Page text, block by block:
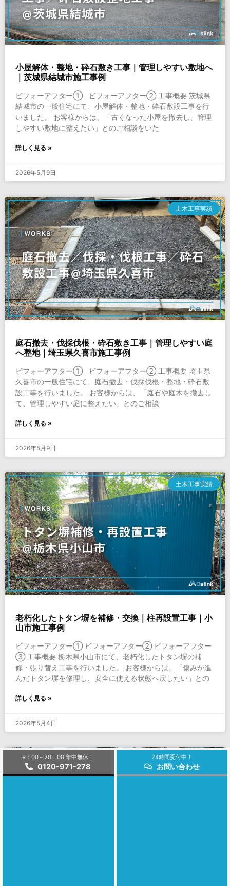
小屋解体・整地・砕石敷き工事｜管理しやすい敷地へ
｜茨城県結城市施工事例
ビフォーアフター① ビフォーアフター② 工事概要 茨城県
結城市の一般住宅にて、小屋解体・整地・砕石敷設工事を行
いました。 お客様からは、「古くなった小屋を撤去し、管理
しやすい敷地に整えたい」とのご相談をいた
詳しく見る »
2026年5月9日
土木工事実績
庭石撤去・伐採伐根・砕石敷き工事｜管理しやすい庭
へ整地｜埼玉県久喜市施工事例
ビフォーアフター① ビフォーアフター② 工事概要 埼玉県
久喜市の一般住宅にて、庭石撤去・伐採伐根・整地・砕石敷
設工事を行いました。 お客様からは、「庭石や庭木を撤去し
て、管理しやすい庭に整えたい」とのご相談
詳しく見る »
2026年5月9日
土木工事実績
老朽化したトタン塀を補修・交換｜柱再設置工事｜小
山市施工事例
ビフォーアフター① ビフォーアフター② ビフォーアフター
③ 工事概要 栃木県小山市にて、老朽化したトタン塀の補
修・張り替え工事を行いました。 お客様からは、「傷みが進
んだトタン塀を修理し、安全に使える状態へ戻したい」との
詳しく見る »
2026年5月4日
土木工事実績
9：00～20：00 年中無休！
0120-971-278
24時間受付中！
お問い合わせ